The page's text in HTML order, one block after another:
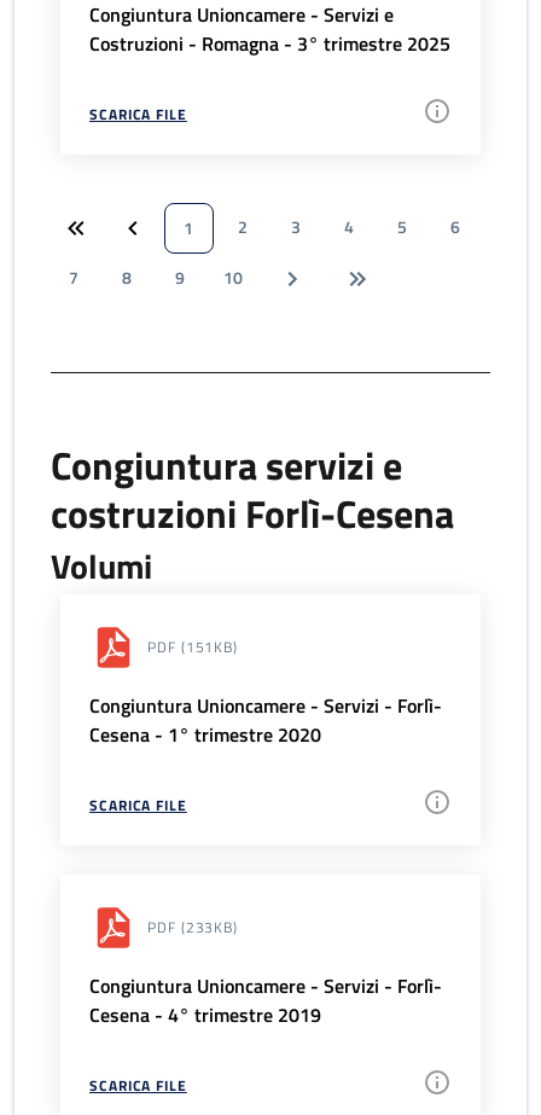
Congiuntura Unioncamere - Servizi e
Costruzioni - Romagna - 3° trimestre 2025
SCARICA FILE
1 2 3 4 5
6
7
8 9 10
Congiuntura servizi e
costruzioni Forlì-Cesena
Volumi
PDF (151KB)
Congiuntura Unioncamere - Servizi - Forlì-
Cesena - 1° trimestre 2020
SCARICA FILE
PDF (233KB)
Congiuntura Unioncamere - Servizi - Forlì-
Cesena - 4° trimestre 2019
SCARICA FILE